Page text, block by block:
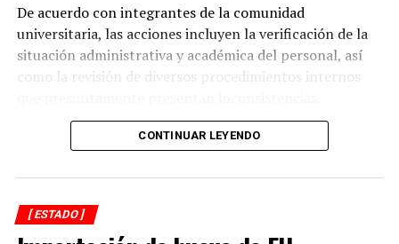
Alvarado, así como a personal directivo de la CFE por la
disposición y coordinación institucional para impulsar
estas importantes acciones en beneficio del municipio.
De acuerdo con integrantes de la comunidad
universitaria, las acciones incluyen la verificación de la
situación administrativa y académica del personal, así
como la revisión de diversos procedimientos internos
Entre los aspectos que son objeto de análisis se
simultáneas en distintos centros de estudio, la
validación de documentación académica de directivos,
adeudos en la entrega de calificaciones, denuncias por
CONTINUAR LEYENDO
[ ESTADO ]